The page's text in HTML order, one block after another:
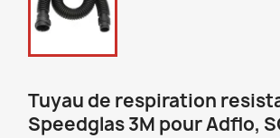
Tuyau de respiration
Speedglas 3M pour Adflo,